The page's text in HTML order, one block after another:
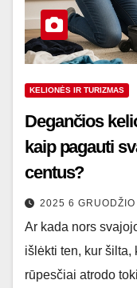
KELIONĖS IR TURIZMAS
Degančios
kaip pagauti
centus?
2025 6 GRUODŽIO
Ar kada nors
išlėkti ten, kur šilta,
rūpesčiai atrodo